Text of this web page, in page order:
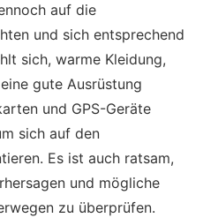
auf die
und sich entsprechend
sich, warme Kleidung,
gute Ausrüstung
und GPS-Geräte
sich auf den
Es ist auch ratsam,
und mögliche
zu überprüfen.